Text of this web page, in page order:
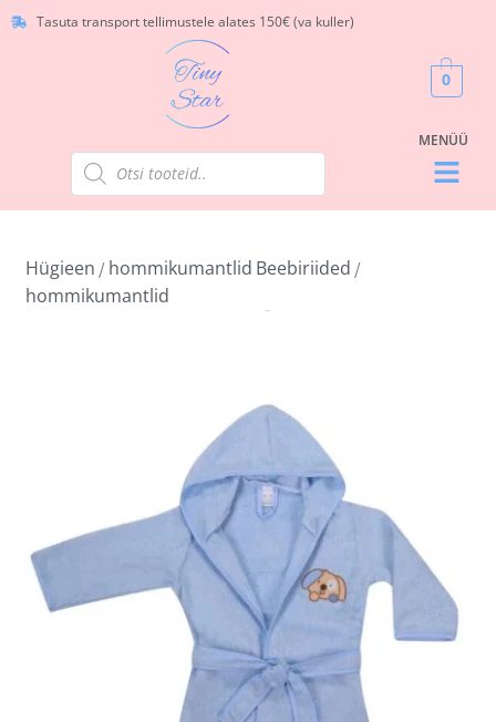
Tasuta transport tellimustele alates 150€ (va kuller)
0
Hügieen / hommikumantlid Beebiriided /
hommikumantlid